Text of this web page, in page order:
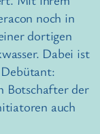
noch in
dortigen
Dabei ist
Botschafter der
auch